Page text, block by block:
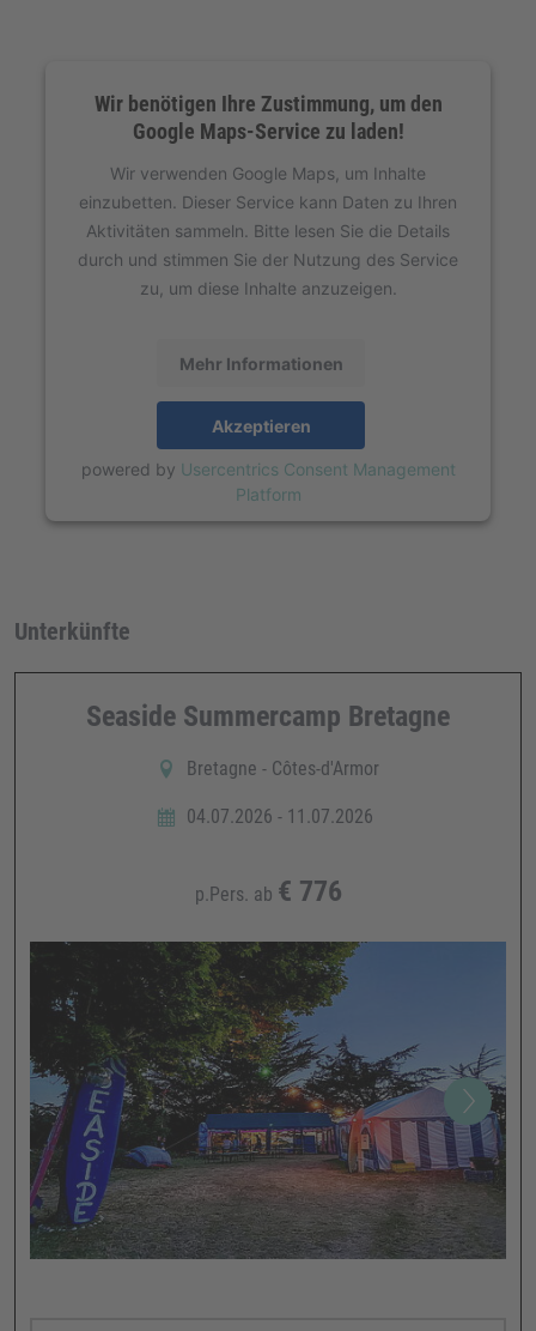
Wir benötigen Ihre Zustimmung, um den
Google Maps-Service zu laden!
Wir verwenden Google Maps, um Inhalte
einzubetten. Dieser Service kann Daten zu Ihren
Aktivitäten sammeln. Bitte lesen Sie die Details
durch und stimmen Sie der Nutzung des Service
zu, um diese Inhalte anzuzeigen.
Mehr Informationen
Akzeptieren
powered by Usercentrics Consent Management
Platform
Unterkünfte
Seaside Summercamp Bretagne
Bretagne - Côtes-d'Armor
04.07.2026 - 11.07.2026
p.Pers. ab € 776